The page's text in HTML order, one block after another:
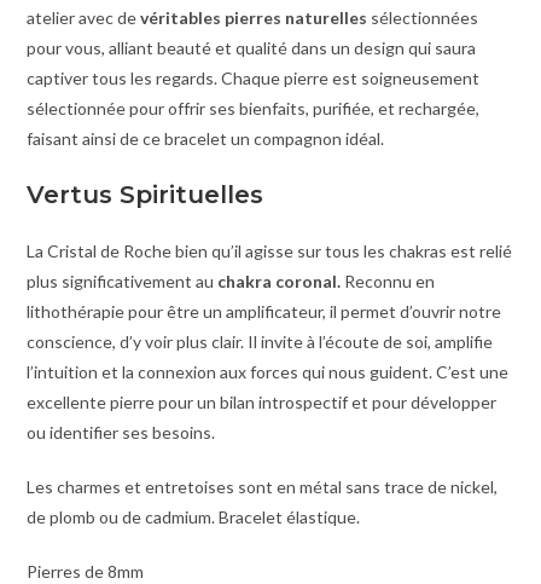
atelier avec devéritables pierres naturelles sélectionnées
pour vous, alliant beauté et qualité dans un design qui saura
captiver tous les regards. Chaque pierre est soigneusement
sélectionnée pour offrir ses bienfaits, purifiée, et rechargée,
faisant ainsi de ce bracelet un compagnon idéal.
Vertus Spirituelles
La Cristal de Roche bien qu’il agisse sur tous les chakras est relié
plus significativement au chakra coronal. Reconnu en
lithothérapie pour être un amplificateur, il permet d’ouvrir notre
conscience, d’y voir plus clair. Il invite à l’écoute de soi, amplifie
l’intuition et la connexion aux forces qui nous guident. C’est une
excellente pierre pour un bilan introspectif et pour développer
ou identifier ses besoins.
Les charmes et entretoises sont en métal sans trace de nickel,
de plomb ou de cadmium. Bracelet élastique.
Pierres de 8mm